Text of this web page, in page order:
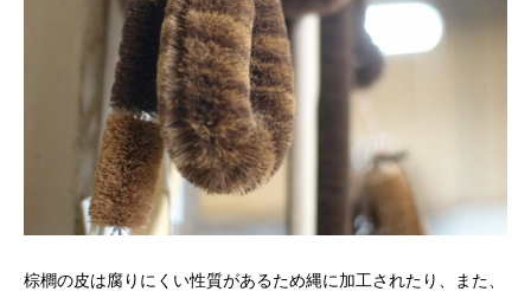
棕櫚の皮は腐りにくい性質があるため縄に加工されたり、また、